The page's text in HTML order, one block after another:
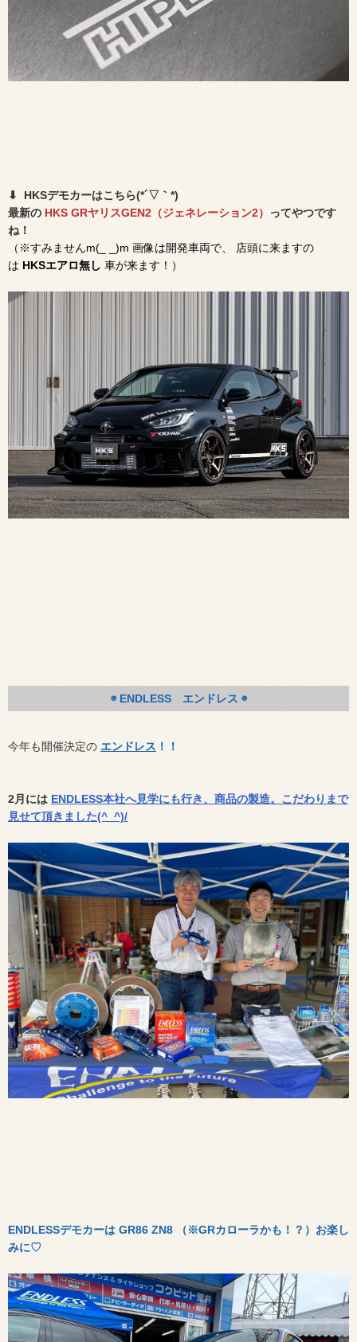
⬇︎ HKSデモカーはこちら(*´▽｀*)
最新の HKS GRヤリスGEN2（ジェネレーション2）
ってやつです
ね！
（※すみませんm(_ _)m 画像は開発車両で、 店頭に来ますの
は HKSエアロ無し 車が来ます！）
◉ ENDLESS エンドレス ◉
今年も開催決定の エンドレス ！！
2月には ENDLESS本社へ見学にも行き、商品の製造。こだわりまで
見せて頂きました(^_^)/
ENDLESSデモカーは GR86 ZN8 （※GRカローラかも！？）お楽し
みに♡